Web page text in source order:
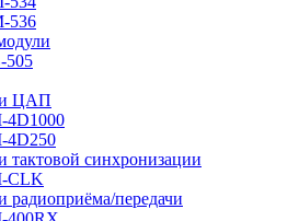
536
505
ЦАП
4D1000
4D250
тактовой синхронизации
CLK
радиоприёма/передачи